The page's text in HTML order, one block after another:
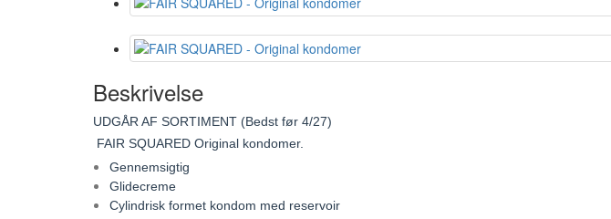
Beskrivelse
UDGÅR AF SORTIMENT (Bedst før 4/27)
FAIR SQUARED Original kondomer.
Gennemsigtig
Glidecreme
Cylindrisk formet kondom med reservoir